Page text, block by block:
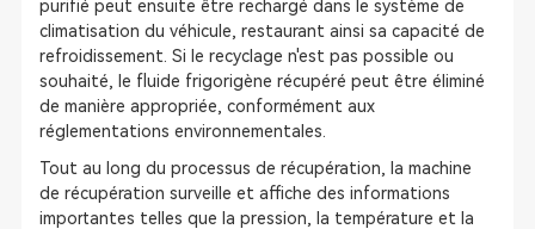
purifié peut ensuite être rechargé dans le système de
climatisation du véhicule, restaurant ainsi sa capacité de
refroidissement. Si le recyclage n'est pas possible ou
souhaité, le fluide frigorigène récupéré peut être éliminé
de manière appropriée, conformément aux
réglementations environnementales.
Tout au long du processus de récupération, la machine
de récupération surveille et affiche des informations
importantes telles que la pression, la température et la